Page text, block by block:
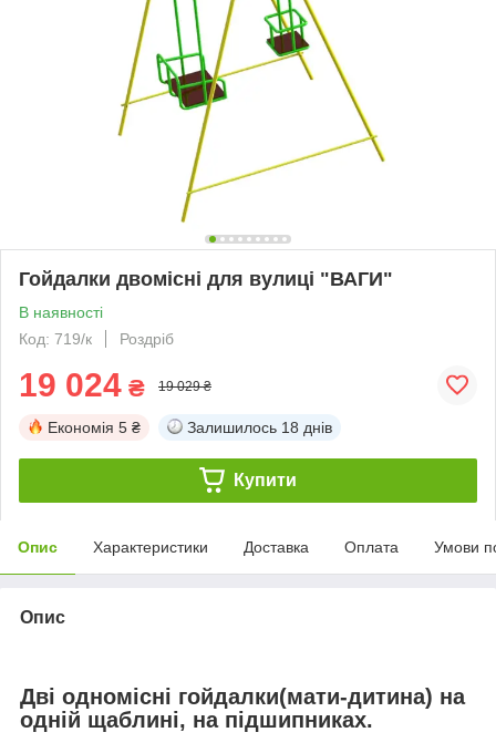
Гойдалки двомісні для вулиці "ВАГИ"
В наявності
Код: 719/к
Роздріб
19 024 ₴ 19 029 ₴
Економія 5 ₴ Залишилось 18 днів
Купити
Опис Характеристики Доставка Оплата Умови
Опис
Дві одномісні гойдалки(мати-дитина) на
одній щаблині, на підшипниках.